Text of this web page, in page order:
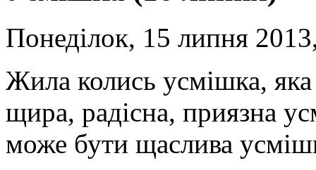
Понеділок, 15 липня
Жила колись усмішка,
щира, радісна, приязна
може бути щаслива